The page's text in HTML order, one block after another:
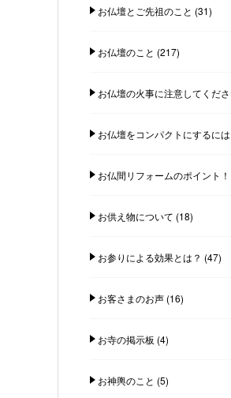
お仏壇とご先祖のこと (31)
お仏壇のこと (217)
お仏壇の火事に注意してくださ
お仏壇をコンパクトにするには
お仏間リフォームのポイント！
お供え物について (18)
お参りによる効果とは？ (47)
お客さまのお声(16)
お寺の掲示板 (4)
お神輿のこと (5)